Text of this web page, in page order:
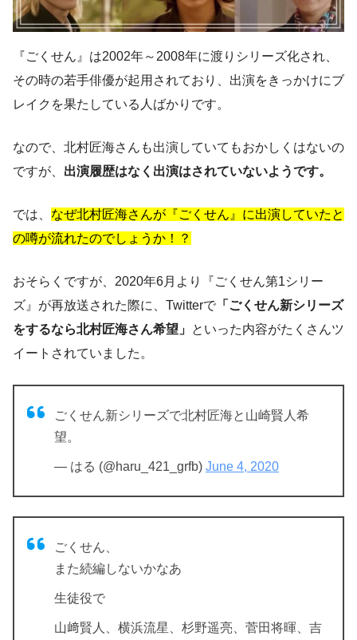
『ごくせん』は2002年～2008年に渡りシリーズ化され、
その時の若手俳優が起用されており、出演をきっかけにブ
レイクを果たしている人ばかりです。
なので、北村匠海さんも出演していてもおかしくはないの
ですが、 出演履歴はなく出演はされていないようです。
では、 なぜ北村匠海さんが『ごくせん』に出演していたと
の噂が流れたのでしょうか！？
おそらくですが、2020年6月より『ごくせん第1シリー
ズ』が再放送された際に、Twitterで 「ごくせん新シリーズ
をするなら北村匠海さん希望」 といった内容がたくさんツ
イートされていました。
ごくせん新シリーズで北村匠海と山崎賢人希
望。
— はる (@haru_421_grfb) June 4, 2020
ごくせん、
また続編しないかなあ
生徒役で
山﨑賢人、横浜流星、杉野遥亮、菅田将暉、吉